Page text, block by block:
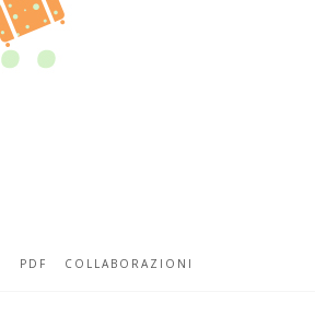
PDF COLLABORAZIONI